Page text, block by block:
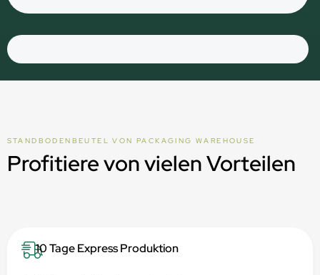
STANDBODENBEUTEL VON PACKAGING WAREHOUSE
Profitiere von vielen Vorteilen
10 Tage Express Produktion